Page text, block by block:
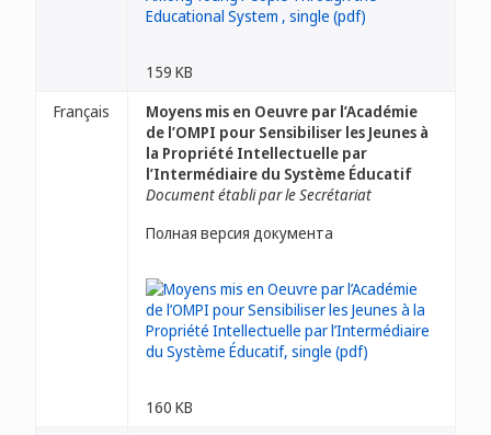
159 KB
Français
Moyens mis en Oeuvre par l’Académie
de l’OMPI pour Sensibiliser les Jeunes à
la Propriété Intellectuelle par
l’Intermédiaire du Système Éducatif
Document établi par le Secrétariat
Полная версия документа
160 KB